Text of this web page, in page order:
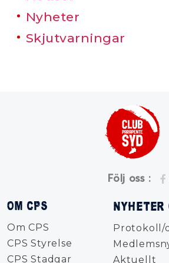
Nyheter
Skjutvarningar
Följ oss :
OM CPS
Om CPS
CPS Styrelse
CPS Stadgar
NYHETER
Protokoll/
Aktuellt